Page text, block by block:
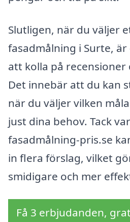
Slutligen, när du väljer
fasadmålning i Surte,
att kolla på recensioner
Det innebär att du kan
när du väljer vilken
just dina behov. Tack
fasadmålning-pris.se
in flera förslag, vilket
smidigare och mer
Få 3 erbjudanden,